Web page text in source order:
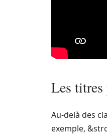
Les titres
Au-delà des
exemple,